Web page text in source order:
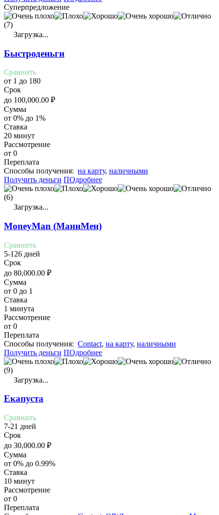
Суперпредложение
(7)
Загрузка...
Быстроденьги
Сравнить
от 1 до 180
Срок
до 100,000.00 ₽
Сумма
от 0% до 1%
Ставка
20 минут
Рассмотрение
от 0
Переплата
Cпособы получения: на карту, наличными
Получить деньги ПОдробнее
(6)
Загрузка...
MoneyMan (МаниМен)
Сравнить
5-126 дней
Срок
до 80,000.00 ₽
Сумма
от 0 до 1
Ставка
1 минута
Рассмотрение
от 0
Переплата
Cпособы получения: Contact, на карту, наличными
Получить деньги ПОдробнее
(9)
Загрузка...
Екапуста
Сравнить
7-21 дней
Срок
до 30,000.00 ₽
Сумма
от 0% до 0.99%
Ставка
10 минут
Рассмотрение
от 0
Переплата